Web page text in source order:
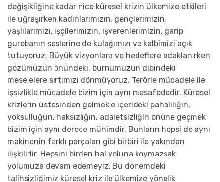
değişikliğine kadar nice küresel krizin ülkemize etkileri
ile uğraşırken kadınlarımızın, gençlerimizin,
yaşlılarımızı, işçilerimizin, işverenlerimizin, garip
gurebanın seslerine de kulağımızı ve kalbimizi açık
tutuyoruz. Büyük vizyonlara ve hedeflere odaklanırken
gözümüzün önündeki, burnumuzun dibindeki
meselelere sırtımızı dönmüyoruz. Terörle mücadele ile
işsizlikle mücadele bizim için aynı mesafededir. Küresel
krizlerin üstesinden gelmekle içerideki pahalılığın,
yoksulluğun, haksızlığın, adaletsizliğin önüne geçmek
bizim için aynı derece mühimdir. Bunların hepsi de aynı
makinenin farklı parçaları gibi birbiri ile yakından
ilişkilidir. Hepsini birden hal yoluna koymazsak
yolumuza devam edemeyiz. Bu dönemdeki
talihsizliğimiz küresel kriz ile ülkemize yönelik